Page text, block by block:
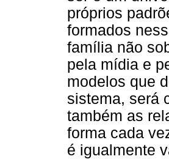
próprios
formados
família não
pela mídia e
modelos que
sistema, será
também as
forma cada
é igualmente